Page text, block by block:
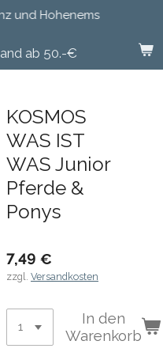
ab 50.-€
und Hohenems
KOSMOS
WAS IST
WAS Junior
Pferde &
Ponys
7,49 €
zzgl. Versandkosten
In den
Warenkorb